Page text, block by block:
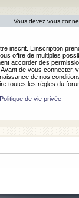
Vous devez vous
inscrit. L’inscription
offre de multiples
accorder des
de vous connecter,
de nos
toutes les règles du
Politique de vie privée